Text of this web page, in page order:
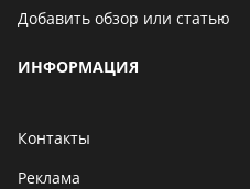
Добавить обзор или статью
ИНФОРМАЦИЯ
Контакты
Реклама